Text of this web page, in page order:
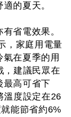
的夏天。
省電效果。
，家庭用電量
在夏季的用
，建議民眾在
最高可省下
溫度設定在26
能節省約6%